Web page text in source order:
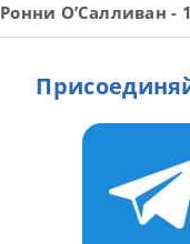
Ронни О’Салливан -